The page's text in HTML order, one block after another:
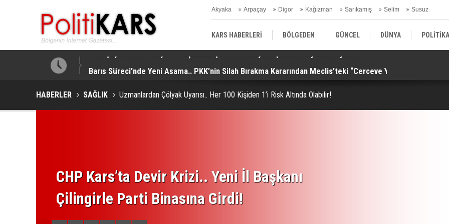
Akyaka Arpaçay Digor Kağızman Sarıkamış Selim Susuz
KARS HABERLERİ BÖLGEDEN GÜNCEL DÜNYA POLİTİKA
Barış Süreci’nde Yeni Aşama.. PKK’nin Silah Bırakma Kararından Meclis’teki “Çerçeve Yasa”na!
HABERLER SAĞLIK Uzmanlardan Çölyak Uyarısı.. Her 100 Kişiden 1’i Risk Altında Olabilir!
CHP Kars’ta Devir Krizi.. Yeni İl Başkanı
Çilingirle Parti Binasına Girdi!